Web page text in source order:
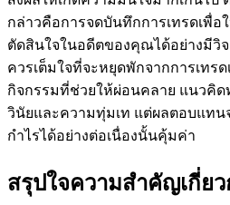
กล่าวคือการจดบันทึกการเทรดเพื่
ตัดสินใจในอดีตของคุณได้อย่างมีวิ
ควรเต็มใจที่จะหยุดพักจากการเทร
กิจกรรมที่ช่วยให้ผ่อนคลาย แนวคิด
วินัยและความทุ่มเท แต่ผลตอบแทน
กำไรได้อย่างต่อเนื่องนั้นคุ้มค่า
สรุปใจความสำคัญเกี่ย